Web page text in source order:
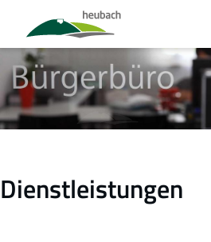
Dienstleistungen